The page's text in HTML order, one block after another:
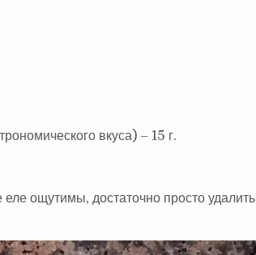
вкуса) – 15 г.
ощутимы, достаточно просто удалить